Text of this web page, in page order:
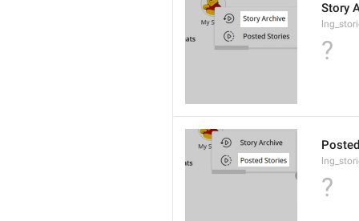
Story
?
?